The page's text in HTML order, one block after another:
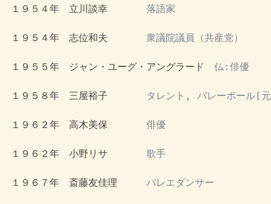
１９５４年　立川談幸 落語家
１９５４年　志位和夫 衆議院議員（共産党）
１９５５年　ジャン・ユーグ・アングラード 仏:俳優
１９５８年　三屋裕子 タレント, バレーボール
１９６２年　高木美保 俳優
１９６２年　小野リサ 歌手
１９６７年　斎藤友佳理 バレエダンサー